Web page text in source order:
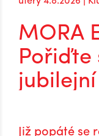
MORA
Pořiďte
Již popáté se